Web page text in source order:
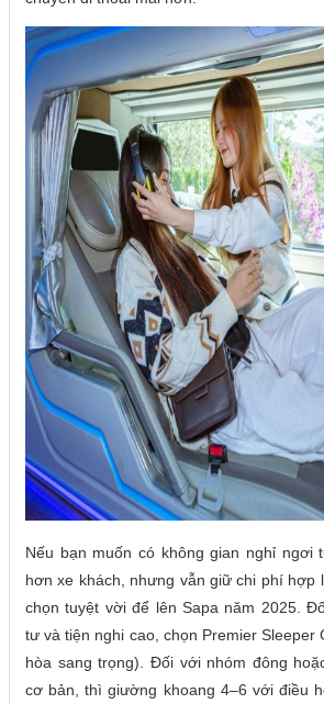
Nếu bạn muốn có không gian nghỉ ngơi
hơn xe khách, nhưng vẫn giữ chi phí hợp
chọn tuyệt vời để lên Sapa năm 2025.
tư và tiện nghi cao, chọn Premier Sleeper
hòa sang trọng). Đối với nhóm đông
cơ bản, thì giường khoang 4–6 với điều